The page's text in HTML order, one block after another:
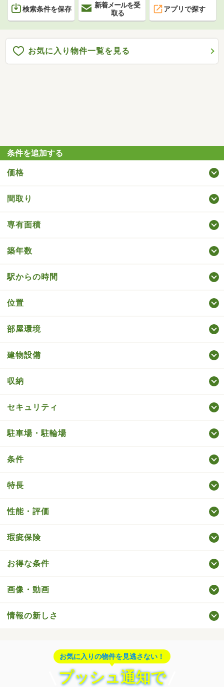
検索条件を保存
新着メールを受
取る
アプリで探す
お気に入り物件一覧を見る
条件を追加する
価格
間取り
専有面積
築年数
駅からの時間
位置
部屋環境
建物設備
収納
セキュリティ
駐車場・駐輪場
条件
特長
性能・評価
瑕疵保険
お得な条件
画像・動画
情報の新しさ
お気に入りの物件を見逃さない！
プッシュ通知で